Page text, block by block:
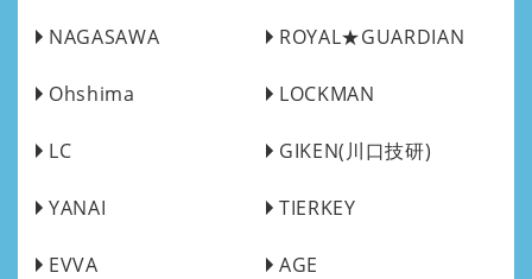
NAGASAWA ROYAL★GUARDIAN
Ohshima LOCKMAN
LC GIKEN(川口技研)
YANAI TIERKEY
EVVA AGE